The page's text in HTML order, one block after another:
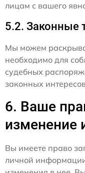
лицам с вашего
5.2. Законные
Мы можем
необходимо для
судебных
законных
6. Ваше
изменение
Вы имеете право
личной